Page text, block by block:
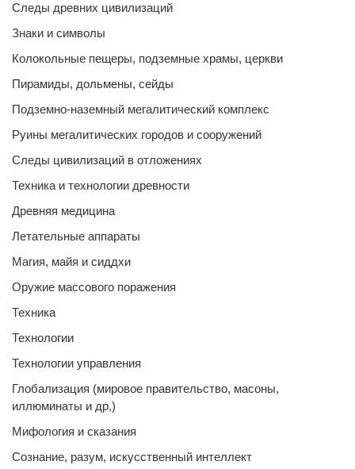
Следы древних цивилизаций
Знаки и символы
Колокольные пещеры, подземные храмы, церкви
Пирамиды, дольмены, сейды
Подземно-наземный мегалитический комплекс
Руины мегалитических городов и сооружений
Следы цивилизаций в отложениях
Техника и технологии древности
Древняя медицина
Летательные аппараты
Магия, майя и сиддхи
Оружие массового поражения
Техника
Технологии
Технологии управления
Глобализация (мировое правительство, масоны,
иллюминаты и др,)
Мифология и сказания
Сознание, разум, искусственный интеллект